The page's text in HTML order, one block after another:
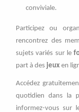
conviviale.
Participez ou
rencontrez des
sujets variés sur le
part à des jeux en
Accédez
quotidien dans la
informez-vous sur